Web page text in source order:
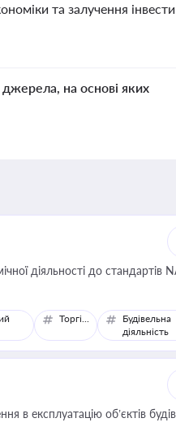
та залучення
джерела, на основі яких
діяльності до стандартів
Торгівля
Будівельна
діяльність
в експлуатацію об’єктів